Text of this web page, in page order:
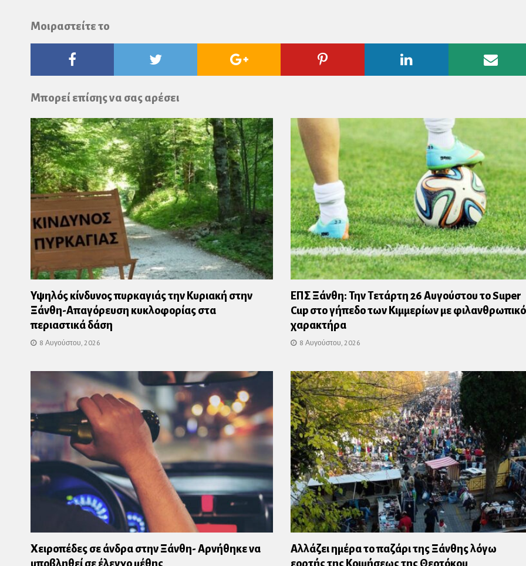
Μοιραστείτε το
Twitter
Google
Pinterest Linkedin
Μπορεί επίσης να σας αρέσει
Υψηλός κίνδυνος πυρκαγιάς την Κυριακή στην
Ξάνθη-Απαγόρευση κυκλοφορίας στα
περιαστικά δάση
8 Αυγούστου, 2026
ΕΠΣ Ξάνθη: Την Τετάρτη 26 Αυγούστου το Super
Cup στο γήπεδο των Κιμμερίων με φιλανθρωπικό
χαρακτήρα
8 Αυγούστου, 2026
Χειροπέδες σε άνδρα στην Ξάνθη- Αρνήθηκε να
Αλλάζει ημέρα το παζάρι της Ξάνθης λόγω